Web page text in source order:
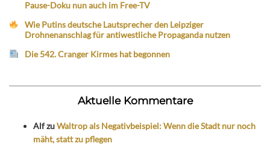
Pause-Doku nun auch im Free-TV
Wie Putins deutsche Lautsprecher den Leipziger
Drohnenanschlag für antiwestliche Propaganda nutzen
Die 542. Cranger Kirmes hat begonnen
Aktuelle Kommentare
AlfzuWaltrop als Negativbeispiel: Wenn die Stadt nur noch
mäht, statt zu pflegen